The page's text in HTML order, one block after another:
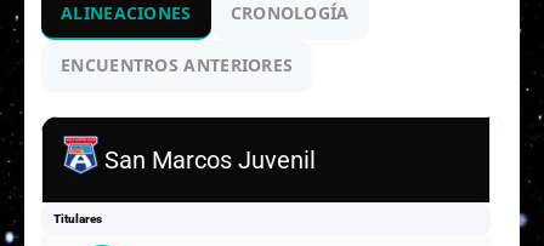
ALINEACIONES CRONOLOGÍA
ENCUENTROS ANTERIORES
San Marcos Juvenil
Titulares